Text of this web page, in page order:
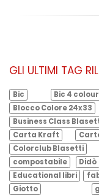
GLI ULTIMI TAG
Bic Bic 4
Blocco Colore 24x33
Business Class
Carta Kraft
Colorclub Blasetti
compostabile
Didò
Educational libri
Giotto